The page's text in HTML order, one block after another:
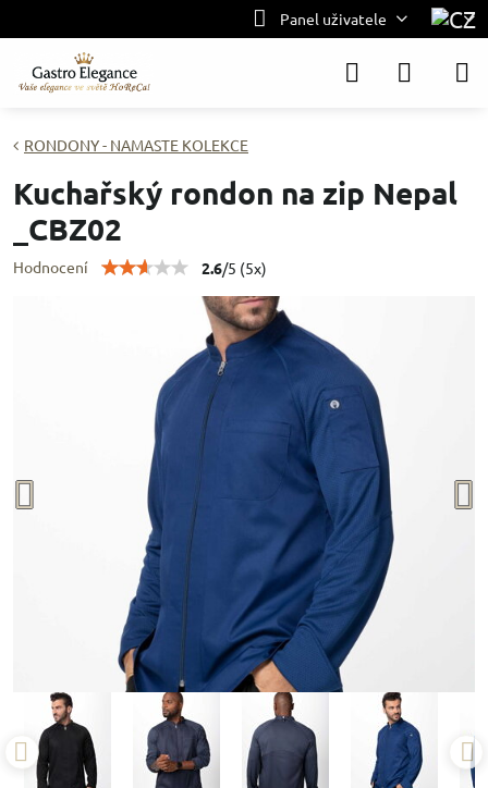
Panel uživatele
RONDONY - NAMASTE KOLEKCE
Kuchařský rondon na zip Nepal
_CBZ02
Hodnocení 2.6/5 (5x)